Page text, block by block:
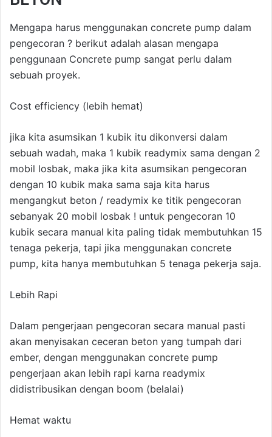
Mengapa harus menggunakan concrete pump dalam
pengecoran ? berikut adalah alasan mengapa
penggunaan Concrete pump sangat perlu dalam
sebuah proyek.
Cost efficiency (lebih hemat)
jika kita asumsikan 1 kubik itu dikonversi dalam
sebuah wadah, maka 1 kubik readymix sama dengan 2
mobil losbak, maka jika kita asumsikan pengecoran
dengan 10 kubik maka sama saja kita harus
mengangkut beton / readymix ke titik pengecoran
sebanyak 20 mobil losbak ! untuk pengecoran 10
kubik secara manual kita paling tidak membutuhkan 15
tenaga pekerja, tapi jika menggunakan concrete
pump, kita hanya membutuhkan 5 tenaga pekerja saja.
Lebih Rapi
Dalam pengerjaan pengecoran secara manual pasti
akan menyisakan ceceran beton yang tumpah dari
ember, dengan menggunakan concrete pump
pengerjaan akan lebih rapi karna readymix
didistribusikan dengan boom (belalai)
Hemat waktu